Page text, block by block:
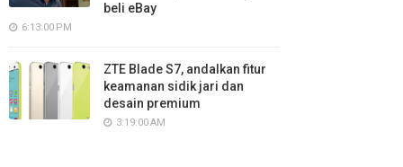
beli eBay
6:13:00 PM
ZTE Blade S7, andalkan fitur
keamanan sidik jari dan
desain premium
3:19:00 AM